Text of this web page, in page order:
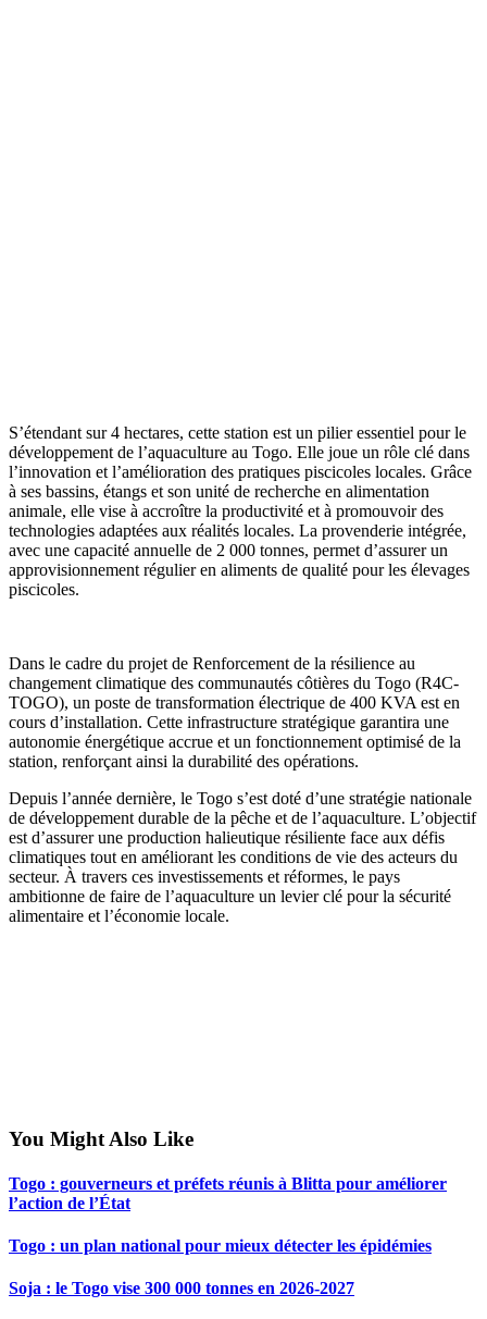
S’étendant sur 4 hectares, cette station est un pilier essentiel pour le
développement de l’aquaculture au Togo. Elle joue un rôle clé dans
l’innovation et l’amélioration des pratiques piscicoles locales. Grâce
à ses bassins, étangs et son unité de recherche en alimentation
animale, elle vise à accroître la productivité et à promouvoir des
technologies adaptées aux réalités locales. La provenderie intégrée,
avec une capacité annuelle de 2 000 tonnes, permet d’assurer un
approvisionnement régulier en aliments de qualité pour les élevages
piscicoles.
Dans le cadre du projet de Renforcement de la résilience au
changement climatique des communautés côtières du Togo (R4C-
TOGO), un poste de transformation électrique de 400 KVA est en
cours d’installation. Cette infrastructure stratégique garantira une
autonomie énergétique accrue et un fonctionnement optimisé de la
station, renforçant ainsi la durabilité des opérations.
Depuis l’année dernière, le Togo s’est doté d’une stratégie nationale
de développement durable de la pêche et de l’aquaculture. L’objectif
est d’assurer une production halieutique résiliente face aux défis
climatiques tout en améliorant les conditions de vie des acteurs du
secteur. À travers ces investissements et réformes, le pays
ambitionne de faire de l’aquaculture un levier clé pour la sécurité
alimentaire et l’économie locale.
You Might Also Like
Togo : gouverneurs et préfets réunis à Blitta pour améliorer
l’action de l’État
Togo : un plan national pour mieux détecter les épidémies
Soja : le Togo vise 300 000 tonnes en 2026-2027